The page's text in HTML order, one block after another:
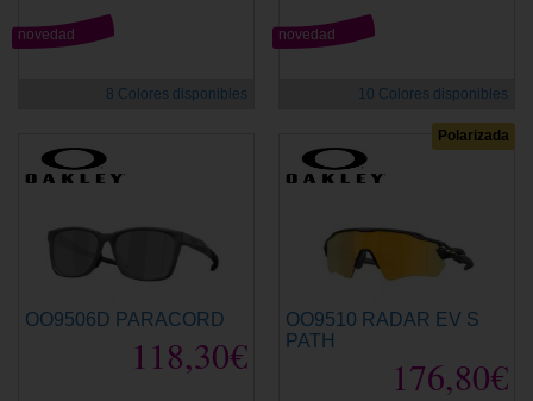
novedad
8 Colores disponibles
novedad
10 Colores disponibles
OO9506D PARACORD
118,30€
Polarizada
OO9510 RADAR EV S
PATH
176,80€